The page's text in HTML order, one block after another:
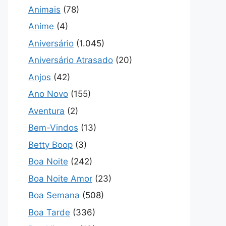
Animais (78)
Anime (4)
Aniversário (1.045)
Aniversário Atrasado (20)
Anjos (42)
Ano Novo (155)
Aventura (2)
Bem-Vindos (13)
Betty Boop (3)
Boa Noite (242)
Boa Noite Amor (23)
Boa Semana (508)
Boa Tarde (336)